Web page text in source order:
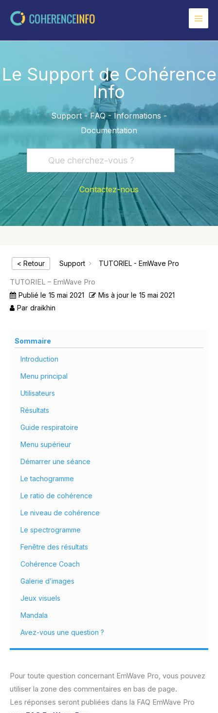
Le Support de Cohérence
Info
Support - FAQ - Informations -
Documentation
Contactez-nous
< Retour Support TUTORIEL - EmWave Pro
TUTORIEL – EmWave Pro
Publié le 15 mai 2021 Mis à jour le 15 mai 2021
Par draikhin
Sommaire
Introduction
Menu principal
Utilisateurs
Résultats
Guide respiratoire
Menu supérieur
Démarrer une séance
Le tachogramme
Le ratio de cohérence
Le niveau de cohérence
Le spectrogramme
Fenêtre des résultats
Cohérence Coach
Galerie d’images
Jeux visuels
Mandala
Avez-vous une question ?
Pour toute question concernant EmWave Pro, vous pouvez
utiliser la zone des commentaires en bas de page.
Les réponses seront publiées dans la FAQ EmWave Pro